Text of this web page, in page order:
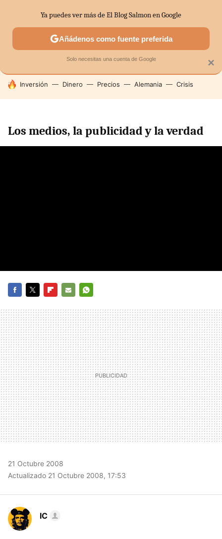
SECTORES ECONOMÍA DOMÉSTICA MERCADOS
HOY SE HABLA DE
Inversión Dinero Precios Alemania Crisis
Los medios, la publicidad y la verdad
MAIL
21 Octubre 2008
Actualizado 21 Octubre 2008, 17:53
IC
×
Ya puedes ver más de El Blog Salmon en Google
Añádenos como fuente preferida
Solo necesitas una cuenta de Google